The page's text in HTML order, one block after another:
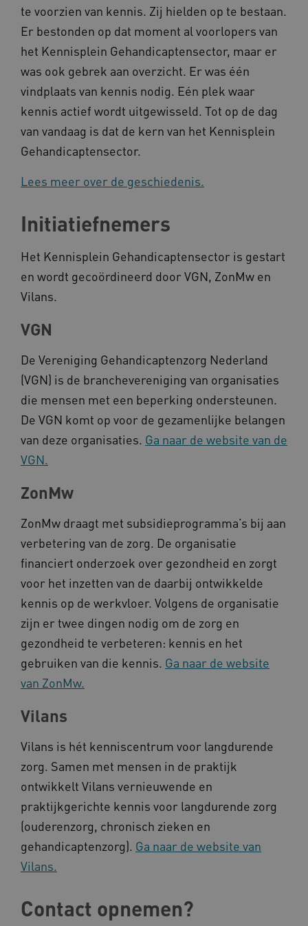
te voorzien van kennis. Zij hielden op te bestaan.
Er bestonden op dat moment al voorlopers van
het Kennisplein Gehandicaptensector, maar er
was ook gebrek aan overzicht. Er was één
vindplaats van kennis nodig. Eén plek waar
kennis actief wordt uitgewisseld. Tot op de dag
van vandaag is dat de kern van het Kennisplein
Gehandicaptensector.
Lees meer over de geschiedenis.
Initiatiefnemers
Het Kennisplein Gehandicaptensector is gestart
en wordt gecoördineerd door VGN, ZonMw en
Vilans.
VGN
De Vereniging Gehandicaptenzorg Nederland
(VGN) is de branchevereniging van organisaties
die mensen met een beperking ondersteunen.
De VGN komt op voor de gezamenlijke belangen
van deze organisaties. Ga naar de website van de
VGN.
ZonMw
ZonMw draagt met subsidieprogramma’s bij aan
verbetering van de zorg. De organisatie
financiert onderzoek over gezondheid en zorgt
voor het inzetten van de daarbij ontwikkelde
kennis op de werkvloer. Volgens de organisatie
zijn er twee dingen nodig om de zorg en
gezondheid te verbeteren: kennis en het
gebruiken van die kennis. Ga naar de website
van ZonMw.
Vilans
Vilans is hét kenniscentrum voor langdurende
zorg. Samen met mensen in de praktijk
ontwikkelt Vilans vernieuwende en
praktijkgerichte kennis voor langdurende zorg
(ouderenzorg, chronisch zieken en
gehandicaptenzorg). Ga naar de website van
Vilans.
Contact opnemen?
UMB_SESSION www.kennispleingehandicaptensector.nl
ARRAffinitySameSite
Microsoft Corporation
.www.kennispleingehandicaptensector.nl
Naam Provider/Domein
_ga
Google LLC
_ga_NWZZME161M .kennispleingehandicaptensector.nl
_ga_4F110RE8SJ .kennispleingehandicaptensector.nl
_ga_G3VHK6CSBS .kennispleingehandicaptensector.nl
Naam Provider/Domein
BCSessionID www.kennispleingehandicaptensector.nl
a594.kennispleingehandicaptensector.nl
BCSessionID a594.kennispleingehandicaptensector.nl